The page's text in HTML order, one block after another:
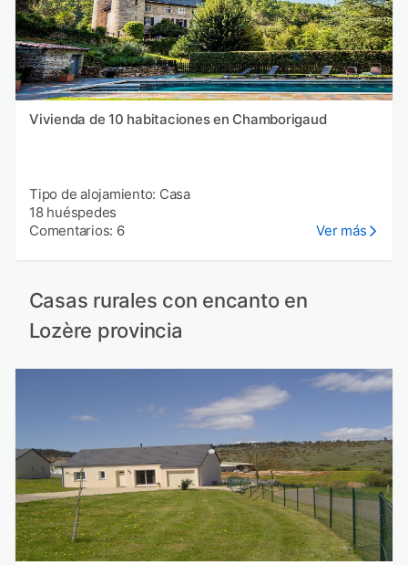
Vivienda de 10 habitaciones en Chamborigaud
Tipo de alojamiento: Casa
18 huéspedes
Comentarios: 6
Ver más
Casas rurales con encanto en
Lozère provincia